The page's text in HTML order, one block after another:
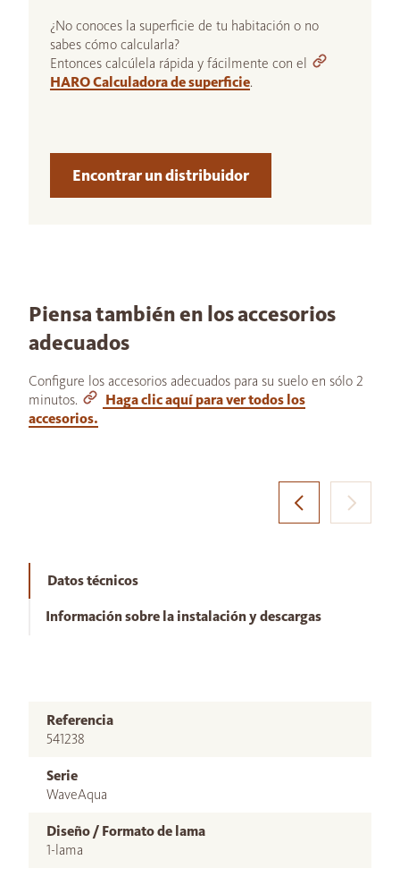
¿No conoces la superficie de tu habitación o no
sabes cómo calcularla?
Entonces calcúlela rápida y fácilmente con el
HARO Calculadora de superficie.
Encontrar un distribuidor
Piensa también en los accesorios
adecuados
Configure los accesorios adecuados para su suelo en sólo 2
minutos.
Haga clic aquí para ver todos los
accesorios.
Datos técnicos
Información sobre la instalación y descargas
Referencia
541238
Serie
WaveAqua
Diseño / Formato de lama
1-lama